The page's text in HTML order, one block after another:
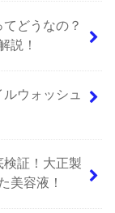
どうなの？
説！
ウォッシュ
証！大正製
美容液！